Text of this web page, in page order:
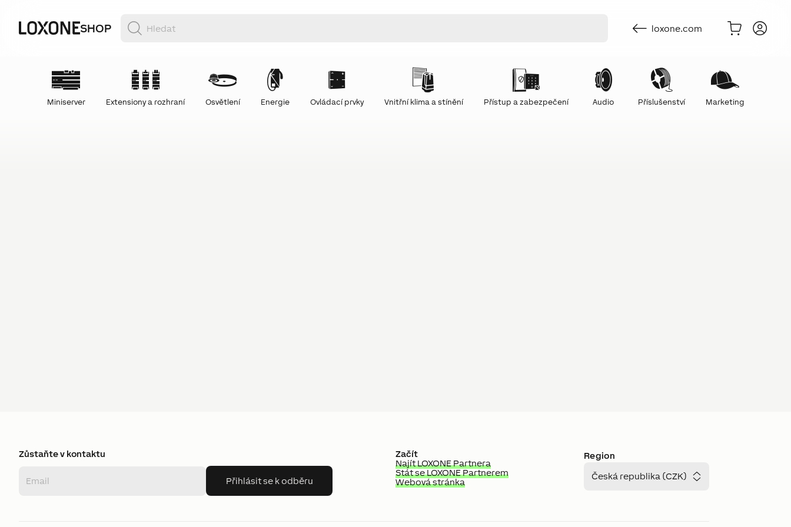
SHOP loxone.com
Miniserver Extensiony a rozhraní Osvětlení Energie Ovládací prvky Vnitřní klima a stínění Přístup a zabezpečení Audio Příslušenství Marketing
Zůstaňte v kontaktu
Přihlásit se k odběru
Začít
Najít LOXONE Partnera
Stát se LOXONE Partnerem
Webová stránka
Region
Česká republika (CZK)